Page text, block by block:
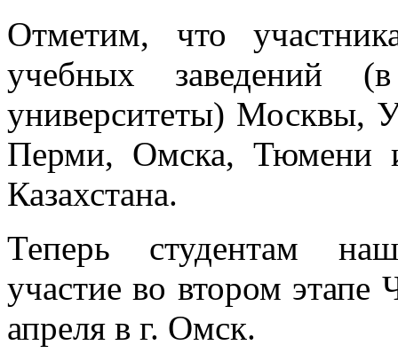
Отметим, что
учебных заведений
университеты) Москвы,
Перми, Омска, Тюмени
Казахстана.
Теперь студентам
участие во втором
апреля в г. Омск.